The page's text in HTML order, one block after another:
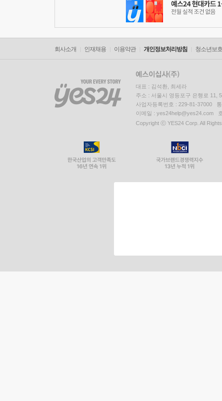
회사소개 인재채용 이용약관 개인정보처리방침 청소년보
대표 : 김석환, 최세라
주소 : 서울시 영등포구 은행로 11,
사업자등록번호 : 229-81-37000
이메일 : yes24help@yes24.com
Copyright ⓒ YES24 Corp. All